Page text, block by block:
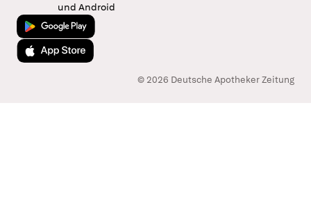
und Android
Jetzt bei Google Play
Laden im App Store
© 2026 Deutsche Apotheker Zeitung